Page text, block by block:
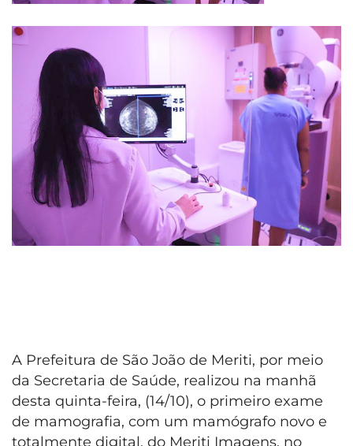
A Prefeitura de São João de Meriti, por meio
da Secretaria de Saúde, realizou na manhã
desta quinta-feira, (14/10), o primeiro exame
de mamografia, com um mamógrafo novo e
totalmente digital, do Meriti Imagens, no